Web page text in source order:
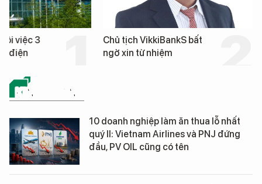
việc 3
điện
Chủ tịch VikkiBankS bất
ngờ xin từ nhiệm
KINH DOANH
10 doanh nghiệp làm ăn thua lỗ nhất
quý II: Vietnam Airlines và PNJ đứng
đầu, PV OIL cũng có tên